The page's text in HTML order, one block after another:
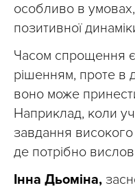
особливо в
позитивної
Часом спрощення
рішенням, проте в
воно може
Наприклад, коли
завдання високого
де потрібно
Інна Дьоміна,